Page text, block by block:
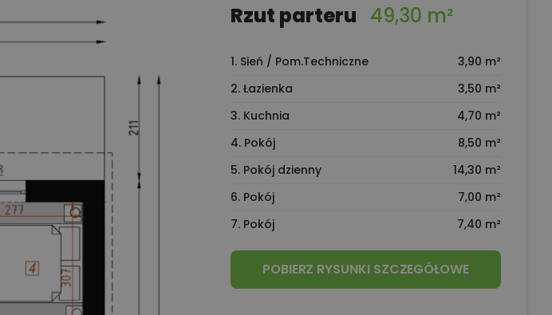
Rzut parteru 49,30 m²
1. Sień / Pom.Techniczne
3,90 m²
2. Łazienka
3,50 m²
3. Kuchnia
4,70 m²
4. Pokój
8,50 m²
5. Pokój dzienny
14,30 m²
6. Pokój
7,00 m²
7. Pokój
7,40 m²
POBIERZ RYSUNKI SZCZEGÓŁOWE